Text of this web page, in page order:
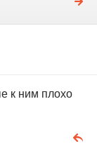
к ним плохо